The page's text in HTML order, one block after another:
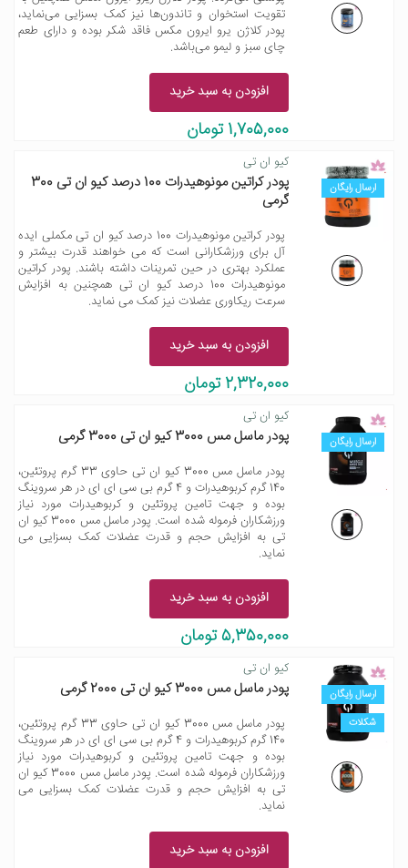
تقویت استخوان و تاندون‌ها نیز کمک بسزایی می‌نماید،
پودر کلاژن یرو ایرون مکس فاقد شکر بوده و دارای طعم
چای سبز و لیمو می‌باشد.
افزودن به سبد خرید
1,705,000 تومان
ارسال رایگان
کیو ان تی
پودر کراتین مونوهیدرات 100 درصد کیو ان تی 300
گرمی
پودر کراتین مونوهیدرات 100 درصد کیو ان تی مکملی ایده
آل برای ورزشکارانی است که می خواهند قدرت بیشتر و
عملکرد بهتری در حین تمرینات داشته باشند. پودر کراتین
مونوهیدرات 100 درصد کیو ان تی همچنین به افزایش
سرعت ریکاوری عضلات نیز کمک می نماید.
افزودن به سبد خرید
2,320,000 تومان
ارسال رایگان
کیو ان تی
پودر ماسل مس 3000 کیو ان تی 3000 گرمی
پودر ماسل مس 3000 کیو ان تی حاوی 33 گرم پروتئین،
140 گرم کربوهیدرات و 4 گرم بی سی ای ای در هر سروینگ
بوده و جهت تامین پروتئین و کربوهیدرات مورد نیاز
ورزشکاران فرموله شده است. پودر ماسل مس 3000 کیو ان
تی به افزایش حجم و قدرت عضلات کمک بسزایی می
نماید.
افزودن به سبد خرید
5,350,000 تومان
ارسال رایگان
شکلات
کیو ان تی
پودر ماسل مس 3000 کیو ان تی 2000 گرمی
پودر ماسل مس 3000 کیو ان تی حاوی 33 گرم پروتئین،
140 گرم کربوهیدرات و 4 گرم بی سی ای ای در هر سروینگ
بوده و جهت تامین پروتئین و کربوهیدرات مورد نیاز
ورزشکاران فرموله شده است. پودر ماسل مس 3000 کیو ان
تی به افزایش حجم و قدرت عضلات کمک بسزایی می
نماید.
افزودن به سبد خرید